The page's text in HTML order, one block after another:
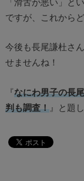
「滑舌が悪い」と
ですが、これから
今後も長尾謙杜さ
せませんね！
『 なにわ男子の長
判も調査！』と題